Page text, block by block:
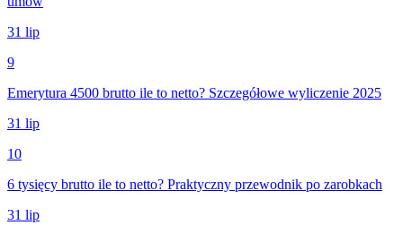
31 lip
9
Emerytura 4500 brutto ile to netto? Szczegółowe wyliczenie 2025
31 lip
10
6 tysięcy brutto ile to netto? Praktyczny przewodnik po zarobkach
31 lip